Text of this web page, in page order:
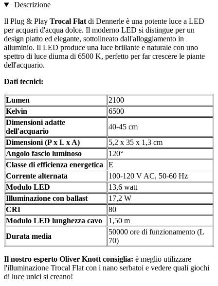
Descrizione
Il Plug & Play Trocal Flat di Dennerle è una potente luce a LED
per acquari d'acqua dolce. Il moderno LED si distingue per un
design piatto ed elegante, sottolineato dall'alloggiamento in
alluminio. Il LED produce una luce brillante e naturale con uno
spettro di luce diurna di 6500 K, perfetto per far crescere le piante
dell'acquario.
Dati tecnici:
Lumen
2100
Kelvin
6500
Dimensioni adatte
dell'acquario
40-45 cm
Dimensioni (P x L x A)
5,2 x 35 x 1,3 cm
Angolo fascio luminoso
120°
Classe di efficienza energetica
E
Corrente alternata
100-120 V AC, 50-60 Hz
Modulo LED
13,6 watt
Illuminazione con ballast
17,2 W
CRI
80
Modulo LED lunghezza cavo
1,50 m
Durata media
50000 ore di funzionamento (L
70)
Il nostro esperto Oliver Knott consiglia: è meglio utilizzare
l'illuminazione Trocal Flat con i nano serbatoi e vedere quali giochi
di luce unici si creano!